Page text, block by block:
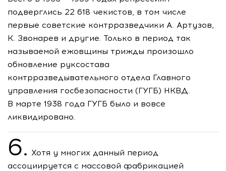
подверглись 22 618 чекистов, в том числе
первые советские контрразведчики А. Артузов,
К. Звонарев и другие. Только в период так
называемой ежовщины трижды произошло
обновление руксостава
контрразведывательного отдела Главного
управления госбезопасности (ГУГБ) НКВД.
В марте 1938 года ГУГБ было и вовсе
ликвидировано.
6. Хотя у многих данный период
ассоциируется с массовой фабрикацией